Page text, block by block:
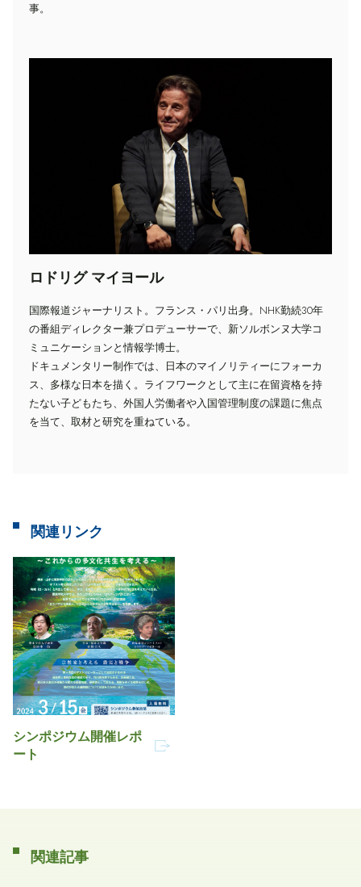
事。
ロドリグ マイヨール
国際報道ジャーナリスト。フランス・パリ出身。NHK勤続30年
の番組ディレクター兼プロデューサーで、新ソルボンヌ大学コ
ミュニケーションと情報学博士。
ドキュメンタリー制作では、日本のマイノリティーにフォーカ
ス、多様な日本を描く。ライフワークとして主に在留資格を持
たない子どもたち、外国人労働者や入国管理制度の課題に焦点
を当て、取材と研究を重ねている。
関連リンク
シンポジウム開催レポ
ート
関連記事